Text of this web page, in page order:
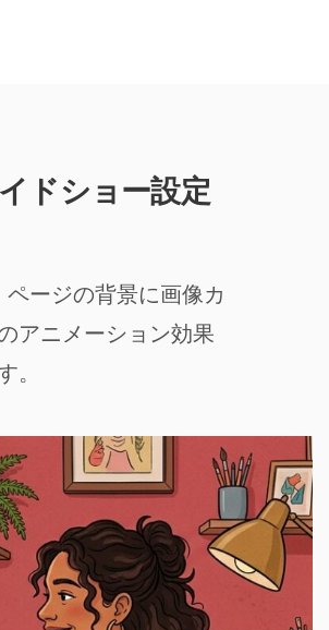
ドショー設定
ージの背景に画像カ
アニメーション効果